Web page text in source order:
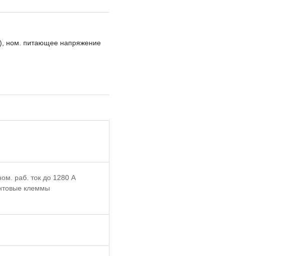
ном. питающее напряжение
раб. ток до 1280 A
клеммы